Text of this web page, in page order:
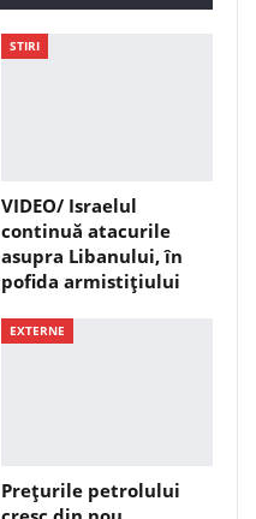
STIRI
VIDEO/ Israelul
continuă atacurile
asupra Libanului, în
pofida armistițiului
EXTERNE
Prețurile petrolului